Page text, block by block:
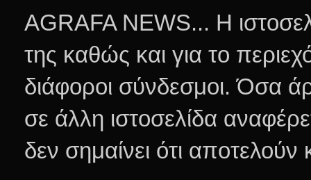
AGRAFA NEWS... Η
της καθώς και για το
διάφοροι σύνδεσμοι.Όσα
σε άλλη ιστοσελίδα
δεν σημαίνει ότι